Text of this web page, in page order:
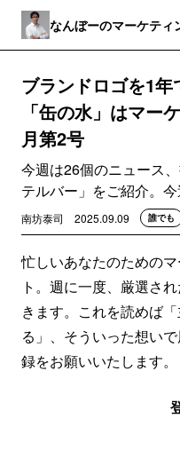
なんぼーのマーケティ
ブランドロゴを1
「缶の水」はマー
月第2号
今週は26個のニュース
テルバー」をご紹介。今
南坊泰司 2025.09.09 誰でも
忙しいあなたのための
ト。週に一度、厳選さ
きます。これを読めば
る」、そういった想い
録をお願いいたします。